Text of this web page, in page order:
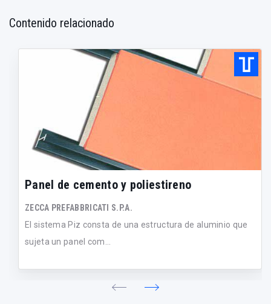
Contenido relacionado
Panel de cemento y poliestireno
ZECCA PREFABBRICATI S.P.A.
El sistema Piz consta de una estructura de aluminio que
sujeta un panel com...